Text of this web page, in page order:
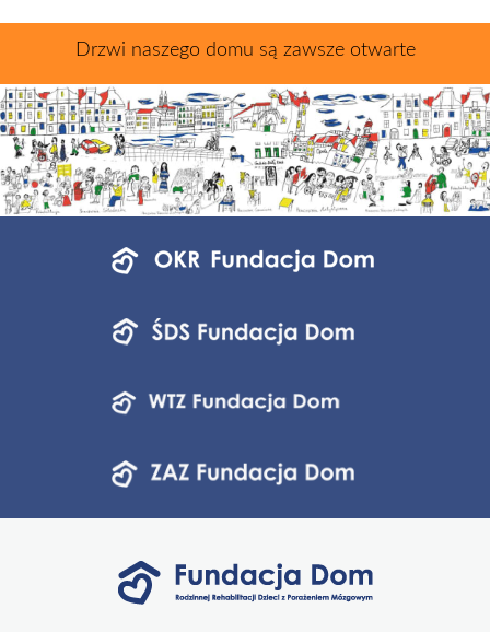
Drzwi naszego domu są zawsze otwarte